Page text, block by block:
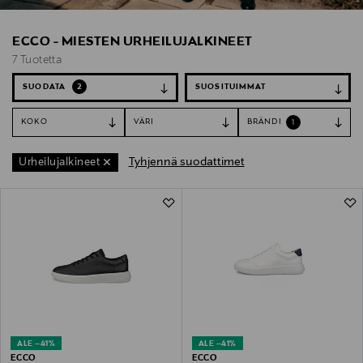
ECCO - MIESTEN URHEILUJALKINEET
7 Tuotetta
SUODATA 2
KOKO VÄRI BRÄNDI 1
Urheilujalkineet Tyhjennä suodattimet
ALE –41%
ECCO
ALE –41%
ECCO